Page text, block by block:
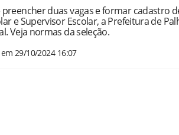
duas vagas e formar cadastro
e Supervisor Escolar, a Prefeitura de
Veja normas da seleção.
29/10/2024 16:07